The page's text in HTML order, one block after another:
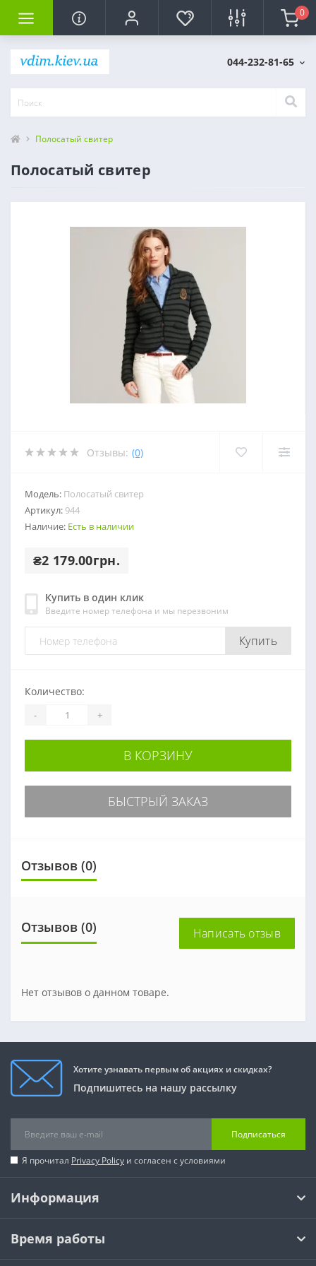
0
044-232-81-65
Полосатый свитер
Полосатый свитер
Отзывы: (0)
Модель: Полосатый свитер
Артикул: 944
Наличие: Есть в наличии
₴2 179.00грн.
Купить в один клик
Введите номер телефона и мы перезвоним
Купить
Количество:
- +
В КОРЗИНУ
БЫСТРЫЙ ЗАКАЗ
Отзывов (0)
Отзывов (0) Написать отзыв
Нет отзывов о данном товаре.
Хотите узнавать первым об акциях и скидках?
Подпишитесь на нашу рассылку
Подписаться
Я прочитал Privacy Policy и согласен с условиями
Информация
Время работы